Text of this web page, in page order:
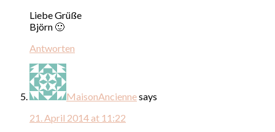
Liebe Grüße
Björn 🙂
Antworten
MaisonAnciennesays
21. April 2014 at 11:22